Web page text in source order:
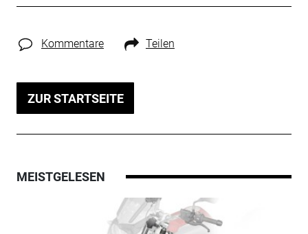
Kommentare Teilen
ZUR STARTSEITE
MEISTGELESEN